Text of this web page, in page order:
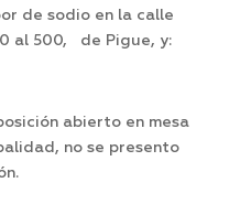
de sodio en la calle
500, de Pigue, y:
abierto en mesa
no se presento